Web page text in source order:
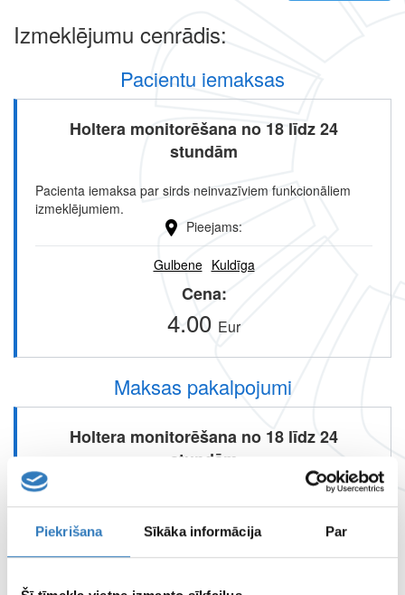
Piekrišana Sīkāka informācija Par
Izmeklējumu cenrādis:
Pacientu iemaksas
Holtera monitorēšana no 18 līdz 24
stundām
Pacienta iemaksa par sirds neinvazīviem funkcionāliem
izmeklējumiem.
Pieejams
Gulbene Kuldīga
Cena
4.00 Eur
Maksas pakalpojumi
Holtera monitorēšana no 18 līdz 24
stundām
Gulbene Kuldīga